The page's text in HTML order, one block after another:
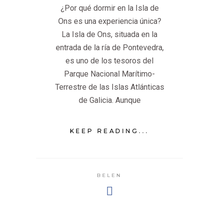
¿Por qué dormir en la Isla de
Ons es una experiencia única?
La Isla de Ons, situada en la
entrada de la ría de Pontevedra,
es uno de los tesoros del
Parque Nacional Marítimo-
Terrestre de las Islas Atlánticas
de Galicia. Aunque
KEEP READING...
BELEN